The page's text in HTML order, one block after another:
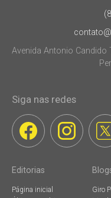
Avenida Antonio Candido
Siga nas redes
Editorias
Página inicial
Giro